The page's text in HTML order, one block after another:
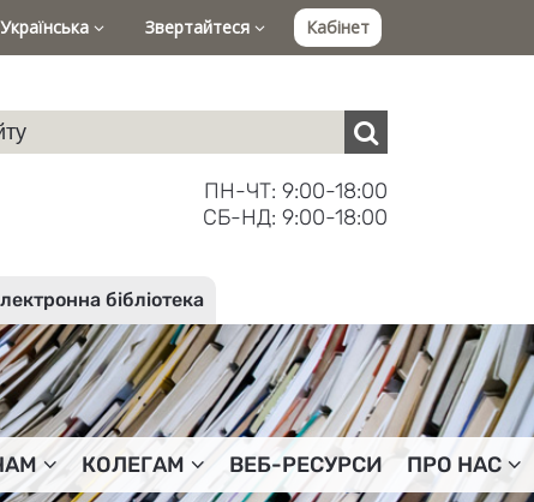
Українська Звертайтеся Кабінет
ПН-ЧТ: 9:00-18:00
СБ-НД: 9:00-18:00
бібліотека
КОЛЕГАМ ВЕБ-РЕСУРСИ ПРО НАС